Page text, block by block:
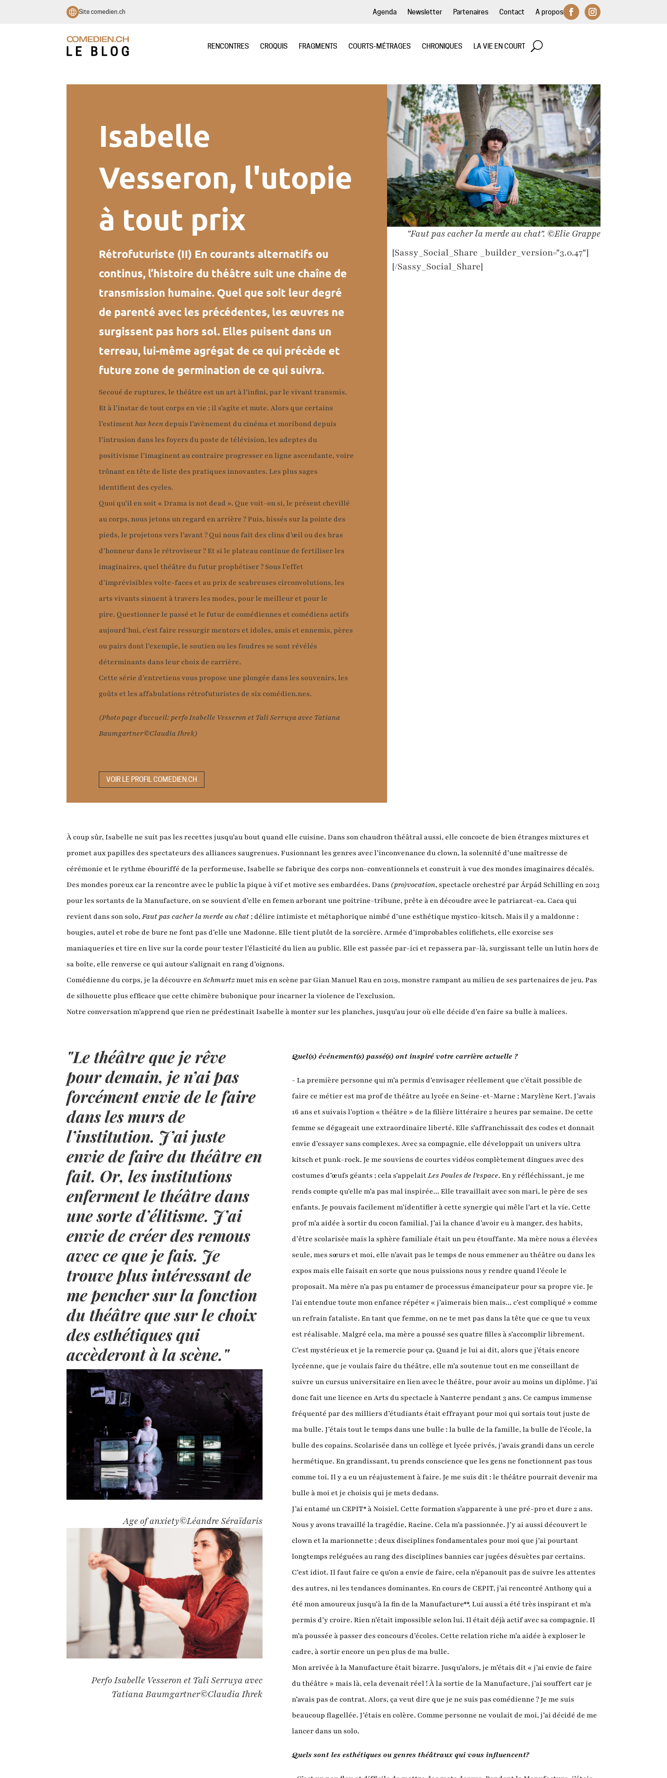
Site comedien.ch Agenda Newsletter Partenaires Contact A propos
RENCONTRES CROQUIS FRAGMENTS COURTS-MÉTRAGES CHRONIQUES LA VIE EN COURT
Isabelle
Vesseron, l'utopie
à tout prix
Rétrofuturiste (II) En courants alternatifs ou
continus, l’histoire du théâtre suit une chaîne de
transmission humaine. Quel que soit leur degré
de parenté avec les précédentes, les œuvres ne
surgissent pas hors sol. Elles puisent dans un
terreau, lui-même agrégat de ce qui précède et
future zone de germination de ce qui suivra.
Secoué de ruptures, le théâtre est un art à l’infini, par le vivant transmis.
Et à l’instar de tout corps en vie ; il s’agite et mute. Alors que certains
l’estimenthas beendepuis l’avènement du cinéma et moribond depuis
l’intrusion dans les foyers du poste de télévision, les adeptes du
positivisme l’imaginent au contraire progresser en ligne ascendante, voire
trônant en tête de liste des pratiques innovantes. Les plus sages
identifient des cycles.
Quoi qu’il en soit « Drama is not dead ». Que voit-on si, le présent chevillé
au corps, nous jetons un regard en arrière ? Puis, hissés sur la pointe des
pieds, le projetons vers l’avant ? Qui nous fait des clins d’œil ou des bras
d’honneur dans le rétroviseur ? Et si le plateau continue de fertiliser les
imaginaires, quel théâtre du futur prophétiser ? Sous l’effet
d’imprévisibles volte-faces et au prix de scabreuses circonvolutions, les
arts vivants sinuent à travers les modes, pour le meilleur et pour le
pire. Questionner le passé et le futur de comédiennes et comédiens actifs
aujourd’hui, c’est faire ressurgir mentors et idoles, amis et ennemis, pères
ou pairs dont l’exemple, le soutien ou les foudres se sont révélés
déterminants dans leur choix de carrière.
Cette série d’entretiens vous propose une plongée dans les souvenirs, les
goûts et les affabulations rétrofuturistes de six comédien.nes.
(Photo page d'accueil: perfo Isabelle Vesseron et Tali Serruya avec Tatiana
Baumgartner©Claudia Ihrek)
VOIR LE PROFIL COMEDIEN.CH
"Faut pas cacher la merde au chat". ©Elie Grappe
[Sassy_Social_Share _builder_version="3.0.47"]
[/Sassy_Social_Share]
À coup sûr, Isabelle ne suit pas les recettes jusqu’au bout quand elle cuisine. Dans son chaudron théâtral aussi, elle concocte de bien étranges mixtures et
promet aux papilles des spectateurs des alliances saugrenues. Fusionnant les genres avec l’inconvenance du clown, la solennité d’une maîtresse de
cérémonie et le rythme ébouriffé de la performeuse, Isabelle se fabrique des corps non-conventionnels et construit à vue des mondes imaginaires décalés.
Des mondes poreux car la rencontre avec le public la pique à vif et motive ses embardées. Dans (pro)vocation, spectacle orchestré par Árpád Schilling en 2013
pour les sortants de la Manufacture, on se souvient d’elle en femen arborant une poitrine-tribune, prête à en découdre avec le patriarcat-ca. Caca qui
revient dans son solo,Faut pas cacher la merde au chat ; délire intimiste et métaphorique nimbé d’une esthétique mystico-kitsch. Mais il y a maldonne :
bougies, autel et robe de bure ne font pas d’elle une Madonne. Elle tient plutôt de la sorcière. Armée d’improbables colifichets, elle exorcise ses
maniaqueries et tire en live sur la corde pour tester l’élasticité du lien au public. Elle est passée par-ici et repassera par-là, surgissant telle un lutin hors de
sa boîte, elle renverse ce qui autour s’alignait en rang d’oignons.
Comédienne du corps, je la découvre enSchmurtzmuet mis en scène par Gian Manuel Rau en 2019, monstre rampant au milieu de ses partenaires de jeu. Pas
de silhouette plus efficace que cette chimère bubonique pour incarner la violence de l’exclusion.
Notre conversation m’apprend que rien ne prédestinait Isabelle à monter sur les planches, jusqu’au jour où elle décide d’en faire sa bulle à malices.
"Le théâtre que je rêve
pour demain, je n’ai pas
forcément envie de le faire
dans les murs de
l’institution. J’ai juste
envie de faire du théâtre en
fait. Or, les institutions
enferment le théâtre dans
une sorte d’élitisme. J’ai
envie de créer des remous
avec ce que je fais. Je
trouve plus intéressant de
me pencher sur la fonction
du théâtre que sur le choix
des esthétiques qui
accèderont à la scène."
Age of anxiety©Léandre Séraïdaris
Perfo Isabelle Vesseron et Tali Serruya avec
Tatiana Baumgartner©Claudia Ihrek
Quel(s) événement(s) passé(s) ont inspiré votre carrière actuelle ?
- La première personne qui m’a permis d’envisager réellement que c’était possible de
faire ce métier est ma prof de théâtre au lycée en Seine-et-Marne ; Marylène Kert. J’avais
16 ans et suivais l’option « théâtre » de la filière littéraire 2 heures par semaine. De cette
femme se dégageait une extraordinaire liberté. Elle s’affranchissait des codes et donnait
envie d’essayer sans complexes. Avec sa compagnie, elle développait un univers ultra
kitsch et punk-rock. Je me souviens de courtes vidéos complètement dingues avec des
costumes d’œufs géants ; cela s’appelaitLes Poules de l’espace. En y réfléchissant, je me
rends compte qu’elle m’a pas mal inspirée... Elle travaillait avec son mari, le père de ses
enfants. Je pouvais facilement m’identifier à cette synergie qui mêle l’art et la vie. Cette
prof m’a aidée à sortir du cocon familial. J’ai la chance d’avoir eu à manger, des habits,
d’être scolarisée mais la sphère familiale était un peu étouffante. Ma mère nous a élevées
seule, mes sœurs et moi, elle n’avait pas le temps de nous emmener au théâtre ou dans les
expos mais elle faisait en sorte que nous puissions nous y rendre quand l’école le
proposait. Ma mère n’a pas pu entamer de processus émancipateur pour sa propre vie. Je
l’ai entendue toute mon enfance répéter « j’aimerais bien mais... c’est compliqué » comme
un refrain fataliste. En tant que femme, on ne te met pas dans la tête que ce que tu veux
est réalisable. Malgré cela, ma mère a poussé ses quatre filles à s’accomplir librement.
C’est mystérieux et je la remercie pour ça. Quand je lui ai dit, alors que j’étais encore
lycéenne, que je voulais faire du théâtre, elle m’a soutenue tout en me conseillant de
suivre un cursus universitaire en lien avec le théâtre, pour avoir au moins un diplôme. J’ai
donc fait une licence en Arts du spectacle à Nanterre pendant 3 ans. Ce campus immense
fréquenté par des milliers d’étudiants était effrayant pour moi qui sortais tout juste de
ma bulle. J’étais tout le temps dans une bulle : la bulle de la famille, la bulle de l’école, la
bulle des copains. Scolarisée dans un collège et lycée privés, j’avais grandi dans un cercle
hermétique. En grandissant, tu prends conscience que les gens ne fonctionnent pas tous
comme toi. Il y a eu un réajustement à faire. Je me suis dit : le théâtre pourrait devenir ma
bulle à moi et je choisis qui je mets dedans.
J’ai entamé un CEPIT* à Noisiel. Cette formation s’apparente à une pré-pro et dure 2 ans.
Nous y avons travaillé la tragédie, Racine. Cela m’a passionnée. J’y ai aussi découvert le
clown et la marionnette ; deux disciplines fondamentales pour moi que j’ai pourtant
longtemps reléguées au rang des disciplines bannies car jugées désuètes par certains.
C’est idiot. Il faut faire ce qu’on a envie de faire, cela n’épanouit pas de suivre les attentes
des autres, ni les tendances dominantes. En cours de CEPIT, j’ai rencontré Anthony qui a
été mon amoureux jusqu’à la fin de la Manufacture**. Lui aussi a été très inspirant et m’a
permis d’y croire. Rien n’était impossible selon lui. Il était déjà actif avec sa compagnie. Il
m’a poussée à passer des concours d’écoles. Cette relation riche m’a aidée à exploser le
cadre, à sortir encore un peu plus de ma bulle.
Mon arrivée à la Manufacture était bizarre. Jusqu’alors, je m’étais dit « j’ai envie de faire
du théâtre » mais là, cela devenait réel ! À la sortie de la Manufacture, j’ai souffert car je
n’avais pas de contrat. Alors, ça veut dire que je ne suis pas comédienne ? Je me suis
beaucoup flagellée. J’étais en colère. Comme personne ne voulait de moi, j’ai décidé de me
lancer dans un solo.
Quels sont les esthétiques ou genres théâtraux qui vous influencent?